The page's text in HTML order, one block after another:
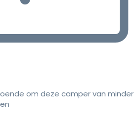
om deze camper van minder